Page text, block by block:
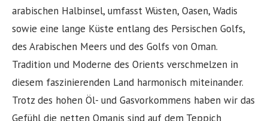
arabischen Halbinsel, umfasst Wüsten, Oasen, Wadis
sowie eine lange Küste entlang des Persischen Golfs,
des Arabischen Meers und des Golfs von Oman.
Tradition und Moderne des Orients verschmelzen in
diesem faszinierenden Land harmonisch miteinander.
Trotz des hohen Öl- und Gasvorkommens haben wir das
Gefühl die netten Omanis sind auf dem Teppich